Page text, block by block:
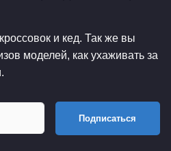
и кед. Так же вы
моделей, как ухаживать за
Подписаться